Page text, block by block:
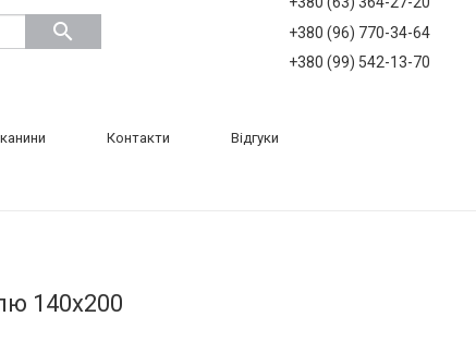
+380 (96) 770-34-64
+380 (99) 542-13-70
Контакти Відгуки
140х200